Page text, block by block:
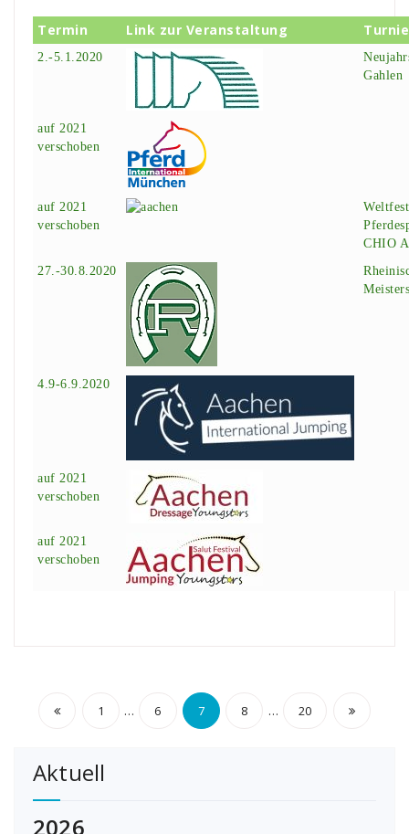
Termin Link zur Veranstaltung
2.-5.1.2020
Gahlen
auf 2021
verschoben
auf 2021
verschoben
CHIO
27.-30.8.2020
4.9-6.9.2020
auf 2021
verschoben
auf 2021
verschoben
Seitennummerierung
Beiträge
1 … 6 7 8 … 20
Aktuell
2026